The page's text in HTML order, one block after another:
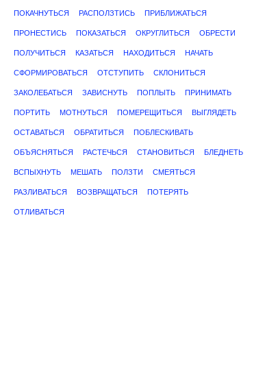
ПОКАЧНУТЬСЯ РАСПОЛЗТИСЬ ПРИБЛИЖАТЬСЯ
ПРОНЕСТИСЬ ПОКАЗАТЬСЯ ОКРУГЛИТЬСЯ ОБРЕСТИ
ПОЛУЧИТЬСЯ КАЗАТЬСЯ НАХОДИТЬСЯ НАЧАТЬ
СФОРМИРОВАТЬСЯ ОТСТУПИТЬ СКЛОНИТЬСЯ
ЗАКОЛЕБАТЬСЯ ЗАВИСНУТЬ ПОПЛЫТЬ ПРИНИМАТЬ
ПОРТИТЬ МОТНУТЬСЯ ПОМЕРЕЩИТЬСЯ ВЫГЛЯДЕТЬ
ОСТАВАТЬСЯ ОБРАТИТЬСЯ ПОБЛЕСКИВАТЬ
ОБЪЯСНЯТЬСЯ РАСТЕЧЬСЯ СТАНОВИТЬСЯ БЛЕДНЕТЬ
ВСПЫХНУТЬ МЕШАТЬ ПОЛЗТИ СМЕЯТЬСЯ
РАЗЛИВАТЬСЯ ВОЗВРАЩАТЬСЯ ПОТЕРЯТЬ
ОТЛИВАТЬСЯ